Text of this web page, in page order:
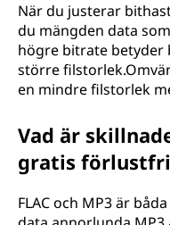
När du justerar
du mängden data
högre bitrate betyder
större
en mindre filstorlek
Vad är
gratis förlustfri
FLAC och MP3 är